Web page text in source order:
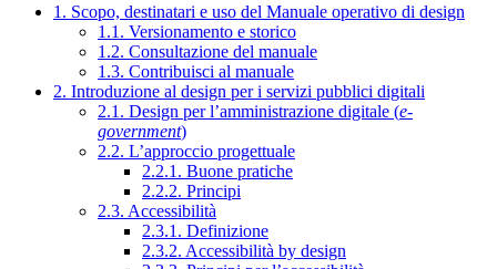
1. Scopo, destinatari e uso del Manuale operativo di design
1.1. Versionamento e storico
1.2. Consultazione del manuale
1.3. Contribuisci al manuale
2. Introduzione al design per i servizi pubblici digitali
2.1. Design per l’amministrazione digitale (e-
government)
2.2. L’approccio progettuale
2.2.1. Buone pratiche
2.2.2. Principi
2.3. Accessibilità
2.3.1. Definizione
2.3.2. Accessibilità by design